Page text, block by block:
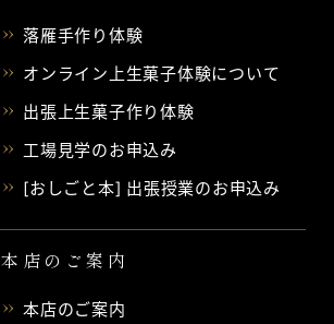
落雁手作り体験
オンライン上生菓子体験について
出張上生菓子作り体験
工場見学のお申込み
[おしごと本] 出張授業のお申込み
本店のご案内
本店のご案内